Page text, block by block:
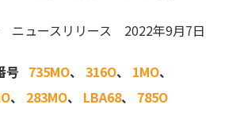
ニュースリリース 2022年9月7日
号 735MO、 316O、 1MO、
、 283MO、 LBA68、 785O